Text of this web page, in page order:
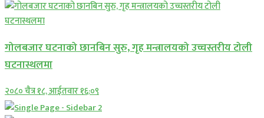
गोलबजार घटनाको छानबिन सुरु, गृह मन्त्रालयको उच्चस्तरीय टोली
घटनास्थलमा
२०८० चैत्र १८, आईतवार १६:०९